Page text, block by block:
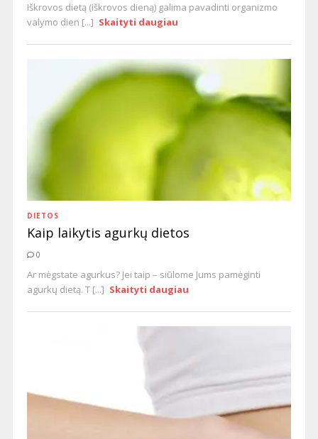
Iškrovos dietą (iškrovos dieną) galima pavadinti organizmo
valymo dien [...] Skaityti daugiau
DIETOS
Kaip laikytis agurkų dietos
0
Ar mėgstate agurkus? Jei taip – siūlome Jums pamėginti
agurkų dietą. T [...] Skaityti daugiau